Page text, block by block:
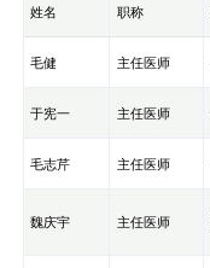
姓名 职称
毛健 主任医师
于宪一 主任医师
毛志芹 主任医师
魏庆宇 主任医师